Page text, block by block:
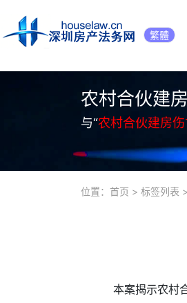
繁體
农村合伙建
与“农村合伙建房
位置： 首页 > 标签列表 >
本案揭示农村